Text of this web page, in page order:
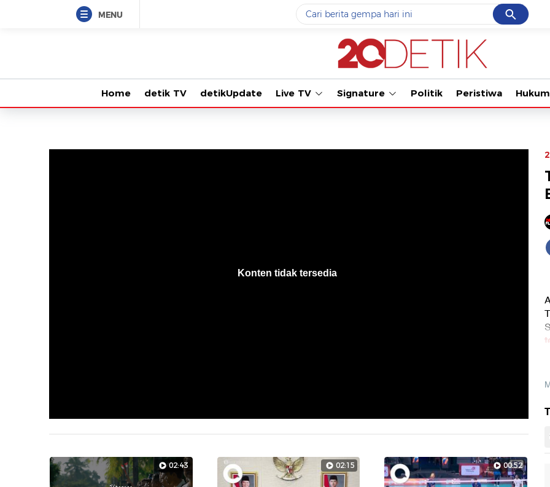
MENU Cancel
Yang sedang ramai dicari
data live draw sgp
#3prabowo
#5gempa hari ini
Tonton kabar
Home detik TV detikUpdate Live TV Signature Politik Peristiwa Hukum
Konten tidak tersedia
02:43 02:15 00:52